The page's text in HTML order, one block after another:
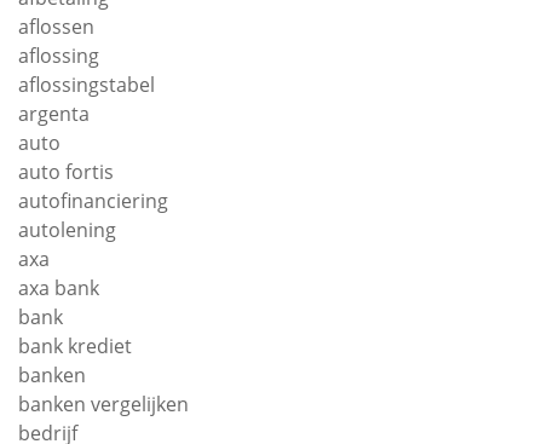
aflossen
aflossing
aflossingstabel
argenta
auto
auto fortis
autofinanciering
autolening
axa
axa bank
bank
bank krediet
banken
banken vergelijken
bedrijf